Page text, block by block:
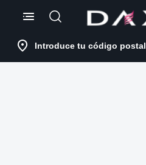
Introduce tu código postal